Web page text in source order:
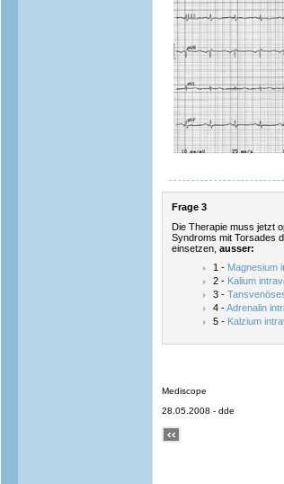
Frage 3
Die Therapie muss jetzt
Syndroms mit Torsades
einsetzen, ausser:
1 - Magnesium
2 - Kalium
3 -
4 -Adrenalin
5 - Kalzium
Mediscope
28.05.2008 - dde